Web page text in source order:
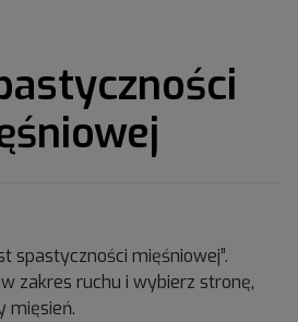
spastyczności mięśniowej”.
zakres ruchu i wybierz stronę,
mięsień.